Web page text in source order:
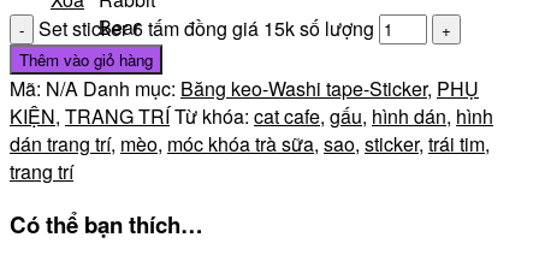
Bear
Set sticker 6 tấm đồng giá 15k số lượng
Thêm vào giỏ hàng
Mã: N/A Danh mục: Băng keo-Washi tape-Sticker, PHỤ
KIỆN, TRANG TRÍTừ khóa: cat cafe, gấu, hình dán, hình
dán trang trí, mèo, móc khóa trà sữa, sao, sticker, trái tim,
trang trí
Có thể bạn thích…